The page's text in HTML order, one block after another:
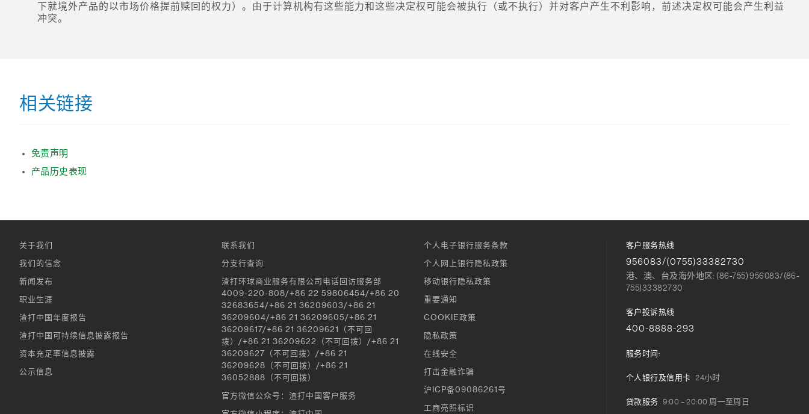
下就境外产品的以市场价格提前赎回的权力）。由于计算机构有这些能力和这些决定权可能会被执行（或不执行）并对客户产生不利影响，前述决定权可能会产生利益
冲突。
相关链接
免责声明
产品历史表现
关于我们
我们的信念
新闻发布
职业生涯
渣打中国年度报告
渣打中国可持续信息披露报告
资本充足率信息披露
公示信息
联系我们
分支行查询
渣打环球商业服务有限公司电话回访服务部
4009-220-808/+86 22 59806454/+86 20
32683654/+86 21 36209603/+86 21
36209604/+86 21 36209605/+86 21
36209617/+86 21 36209621（不可回
拨）/+86 21 36209622（不可回拨）/+86 21
36209627（不可回拨）/+86 21
36209628（不可回拨）/+86 21
36052888（不可回拨）
官方微信公众号：渣打中国客户服务
个人电子银行服务条款
个人网上银行隐私政策
移动银行隐私政策
重要通知
COOKIE政策
隐私政策
在线安全
打击金融诈骗
沪ICP备09086261号
工商亮照标识
客户服务热线
956083/(0755)33382730
港、澳、台及海外地区: (86-755) 956083/(86-
755)33382730
客户投诉热线
400-8888-293
服务时间:
个人银行及信用卡 24小时
贷款服务 9:00 – 20:00 周一至周日